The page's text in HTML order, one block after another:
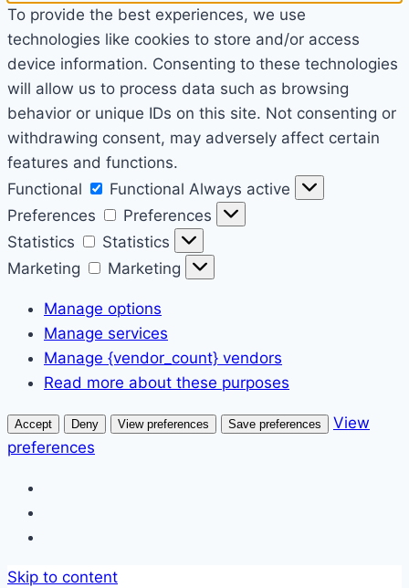
To provide the best experiences, we use
technologies like cookies to store and/or access
device information. Consenting to these technologies
will allow us to process data such as browsing
behavior or unique IDs on this site. Not consenting or
withdrawing consent, may adversely affect certain
features and functions.
Functional
Functional Always active
Preferences
Preferences
Statistics
Statistics
Marketing
Marketing
Manage options
Manage services
Manage {vendor_count} vendors
Read more about these purposes
Accept Deny View preferences Save preferences
View
preferences
Skip to content